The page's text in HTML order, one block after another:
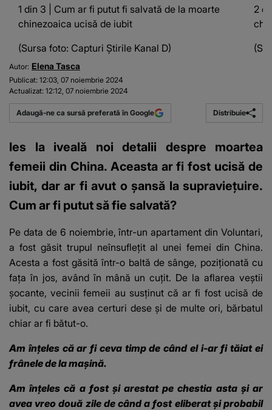
1 din 3 | Cum ar fi putut fi salvată de la moarte
chinezoaica ucisă de iubit
(Sursa foto: Capturi Știrile Kanal D)
2
Autor: Elena Tasca
Publicat: 12:03, 07 noiembrie 2024
Actualizat: 12:12, 07 noiembrie 2024
Adaugă-ne ca sursă preferată în Google Distribuie
Ies la iveală noi detalii despre moartea
femeii din China. Aceasta ar fi fost ucisă de
iubit, dar ar fi avut o șansă la supraviețuire.
Cum ar fi putut să fie salvată?
Pe data de 6 noiembrie, într-un apartament din Voluntari,
a fost găsit trupul neînsuflețit al unei femei din China.
Acesta a fost găsită într-o baltă de sânge, poziționată cu
fața în jos, având în mână un cuțit. De la aflarea veștii
șocante, vecinii femeii au susținut că ar fi fost ucisă de
iubit, cu care avea certuri dese și de multe ori, bărbatul
chiar ar fi bătut-o.
Am înţeles că ar fi ceva timp de când el i-ar fi tăiat ei
frânele de la maşină.
Am înţeles că a fost şi arestat pe chestia asta şi ar
avea vreo două zile de când a fost eliberat şi probabil